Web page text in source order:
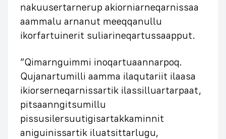
nakuusertarnerup akiorniarneqarnissaa
aammalu arnanut meeqqanullu
ikorfartuinerit suliarineqartussaapput.
”Qimarnguimmi inoqartuaannarpoq.
Qujanartumilli aamma ilaqutariit ilaasa
ikiorserneqarnissartik ilassilluartarpaat,
pitsaanngitsumillu
pissusilersuutigisartakkaminnit
aniguinissartik iluatsittarlugu,